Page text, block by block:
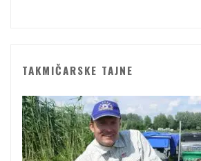
TAKMIČARSKE TAJNE